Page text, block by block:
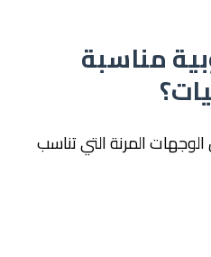
مناسبة
الوجهات المرنة التي تناسب